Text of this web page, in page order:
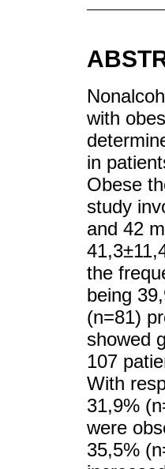
with
in
Obese
study
and 42
the
being
(n=81)
showed
107
With
31,9%
were
35,5%